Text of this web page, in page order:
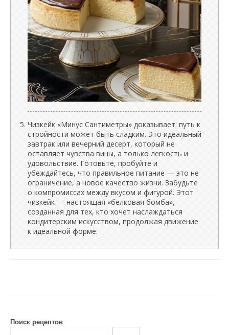
Чизкейк «Минус Сантиметры» доказывает: путь к
стройности может быть сладким. Это идеальный
завтрак или вечерний десерт, который не
оставляет чувства вины, а только легкость и
удовольствие. Готовьте, пробуйте и
убеждайтесь, что правильное питание — это не
ограничение, а новое качество жизни. Забудьте
о компромиссах между вкусом и фигурой. Этот
чизкейк — настоящая «белковая бомба»,
созданная для тех, кто хочет наслаждаться
кондитерским искусством, продолжая движение
к идеальной форме.
Поиск рецептов